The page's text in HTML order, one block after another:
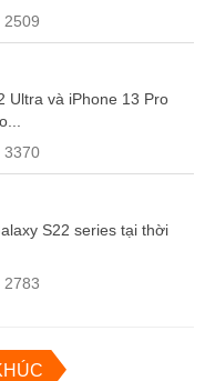
Galaxy
2509
Ultra và iPhone 13 Pro
3370
S22 series tại thời
2783